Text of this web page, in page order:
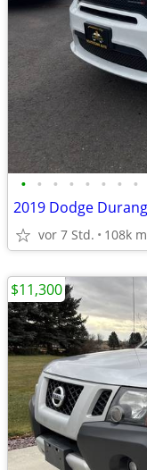
• • • • • • • •
2019 Dodge
vor 7 Std. 108k
$11,300